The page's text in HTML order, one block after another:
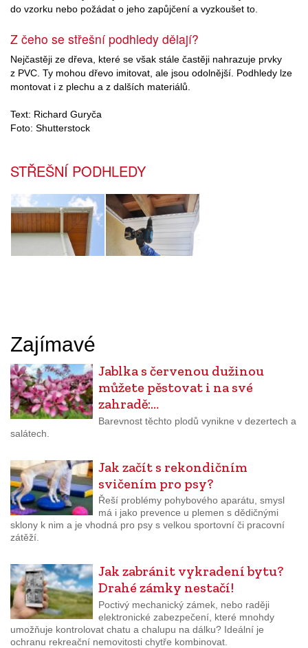
do vzorku nebo požádat o jeho zapůjčení a vyzkoušet to.
Z čeho se střešní podhledy dělají?
Nejčastěji ze dřeva, které se však stále častěji nahrazuje prvky
z PVC. Ty mohou dřevo imitovat, ale jsou odolnější. Podhledy lze
montovat i z plechu a z dalších materiálů.
Text: Richard Guryča
Foto: Shutterstock
STŘEŠNÍ PODHLEDY
Zajímavé
Jablka s červenou dužinou
můžete pěstovat i na své
zahradě:…
Barevnost těchto plodů vynikne v dezertech a
salátech.
Jak začít s rekondičním
svičením pro psy?
Řeší problémy pohybového aparátu, smysl
má i jako prevence u plemen s dědičnými
sklony k nim a je vhodná pro psy s velkou sportovní či pracovní
zátěží.
Jak zabránit vykradení bytu?
Drahé zámky nestačí!
Poctivý mechanický zámek, nebo raději
elektronické zabezpečení, které mnohdy
umožňuje kontrolovat chatu a chalupu na dálku? Ideální je
ochranu rekreační nemovitosti chytře kombinovat.